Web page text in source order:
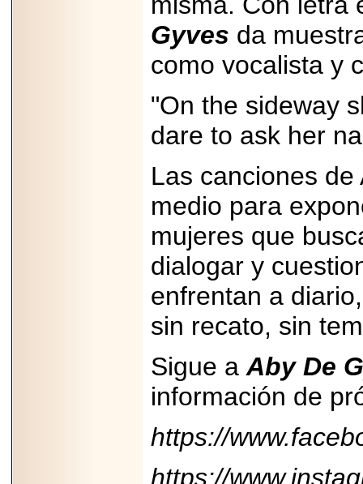
Gyves da
como vocalista y
"On the sideway
dare to ask her
Las canciones de
medio para
mujeres que
dialogar y
enfrentan a
sin recato, sin
Sigue a Aby De
información de
https://
https://